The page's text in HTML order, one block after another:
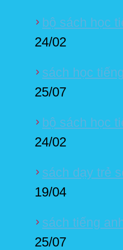
bộ sách học
24/02
sách học
25/07
bộ sách học
24/02
sách dạy trẻ
19/04
sách tiếng
25/07